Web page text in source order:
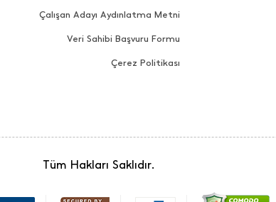
Çalışan Adayı Aydınlatma Metni
Veri Sahibi Başvuru Formu
Çerez Politikası
Tüm Hakları Saklıdır.